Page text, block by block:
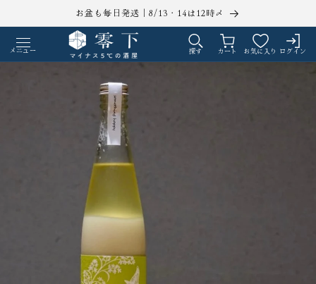
進む
お盆も毎日発送｜8/13・14は12時〆
メニュー 探す カート
カ
ー
ト
お気に入り ログイン
ロ
グ
イ